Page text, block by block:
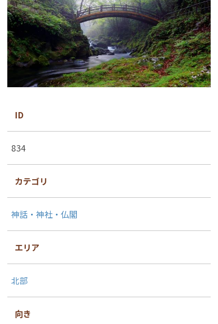
ID
834
カテゴリ
神話・神社・仏閣
エリア
北部
向き